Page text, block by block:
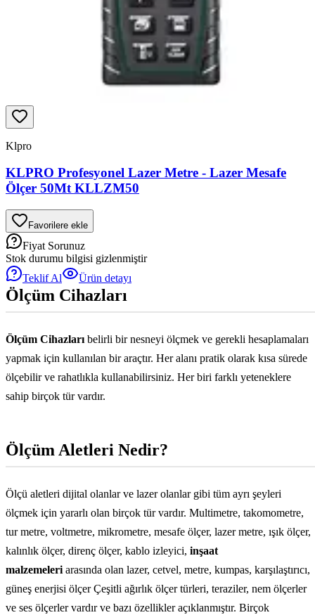
Klpro
KLPRO Profesyonel Lazer Metre - Lazer Mesafe
Ölçer 50Mt KLLZM50
Favorilere ekle
Fiyat Sorunuz
Stok durumu bilgisi gizlenmiştir
Teklif Al
Ürün detayı
Ölçüm Cihazları
Ölçüm Cihazları belirli bir nesneyi ölçmek ve gerekli hesaplamaları
yapmak için kullanılan bir araçtır. Her alanı pratik olarak kısa sürede
ölçebilir ve rahatlıkla kullanabilirsiniz. Her biri farklı yeteneklere
sahip birçok tür vardır.
Ölçüm Aletleri Nedir?
Ölçü aletleri dijital olanlar ve lazer olanlar gibi tüm ayrı şeyleri
ölçmek için yararlı olan birçok tür vardır. Multimetre, takomometre,
tur metre, voltmetre, mikrometre, mesafe ölçer, lazer metre, ışık ölçer,
kalınlık ölçer, direnç ölçer, kablo izleyici, inşaat
malzemeleri arasında olan lazer, cetvel, metre, kumpas, karşılaştırıcı,
güneş enerjisi ölçer Çeşitli ağırlık ölçer türleri, teraziler, nem ölçerler
ve ses ölçerler vardır ve bazı özellikler açıklanmıştır. Birçok